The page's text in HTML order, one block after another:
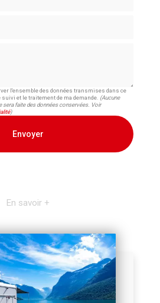
l'ensemble des données transmises dans ce
et le traitement de ma demande. (Aucune
sera faite des données conservées. Voir
)
En savoir +